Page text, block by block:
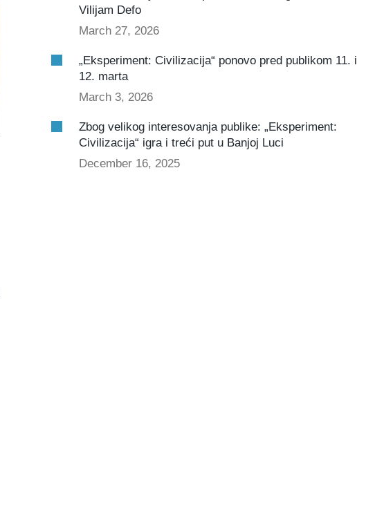
Vilijam Defo
March 27, 2026
„Eksperiment: Civilizacija“ ponovo pred publikom 11. i
12. marta
March 3, 2026
Zbog velikog interesovanja publike: „Eksperiment:
Civilizacija“ igra i treći put u Banjoj Luci
December 16, 2025